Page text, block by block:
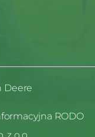
Deere
RODO